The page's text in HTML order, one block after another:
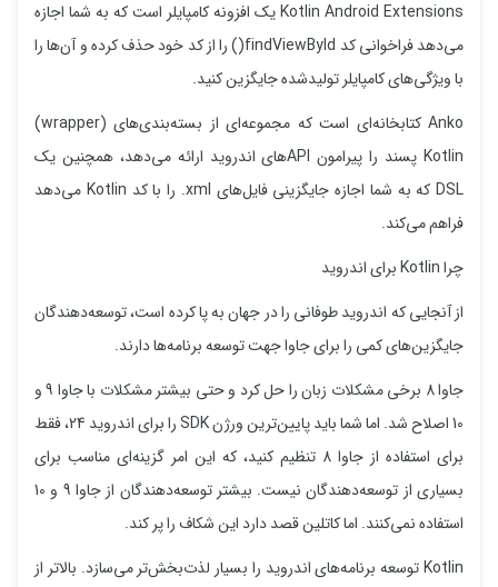
Kotlin Android Extensions یک افزونه کامپایلر است که به شما اجازه
می‌دهد فراخوانی کد findViewById() را از کد خود حذف کرده و آن‌ها را
با ویژگی‌های کامپایلر تولیدشده جایگزین کنید.
Anko کتابخانه‌ای است که مجموعه‌ای از بسته‌بندی‌های (wrapper)
Kotlin پسند را پیرامون APIهای اندروید ارائه می‌دهد، همچنین یک
DSL که به شما اجازه جایگزینی فایل‌های xml. را با کد Kotlin می‌دهد
فراهم می‌کند.
چرا Kotlin برای اندروید
از آنجایی که اندروید طوفانی را در جهان به پا کرده است، توسعه‌دهندگان
جایگزین‌های کمی را برای جاوا جهت توسعه برنامه‌ها دارند.
جاوا 8 برخی مشکلات زبان را حل کرد و حتی بیشتر مشکلات با جاوا 9 و
10 اصلاح شد. اما شما باید پایین‌ترین ورژن SDK را برای اندروید 24، فقط
برای استفاده از جاوا 8 تنظیم کنید، که این امر گزینه‌ای مناسب برای
بسیاری از توسعه‌دهندگان نیست. بیشتر توسعه‌دهندگان از جاوا 9 و 10
استفاده نمی‌کنند. اما کاتلین قصد دارد این شکاف را پر کند.
Kotlin توسعه برنامه‌های اندروید را بسیار لذت‌بخش‌تر می‌سازد. بالاتر از